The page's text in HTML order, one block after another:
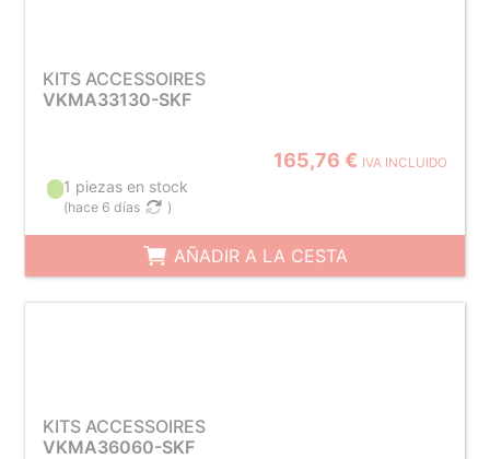
KITS ACCESSOIRES
VKMA33130-SKF
165,76 € IVA INCLUIDO
1 piezas en stock
(hace 6 días )
AÑADIR A LA CESTA
KITS ACCESSOIRES
VKMA36060-SKF